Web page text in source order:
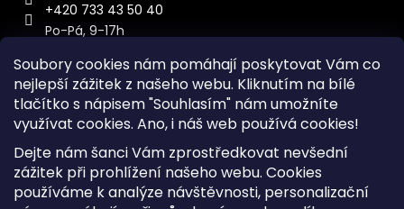
Soubory cookies nám pomáhají poskytovat Vám co
nejlepší zážitek z našeho webu. Kliknutím na bílé
tlačítko s nápisem "Souhlasím" nám umožníte
využívat cookies. Ano, i náš web používá cookies!
Dejte nám šanci Vám zprostředkovat nevšední
zážitek při prohlížení našeho webu. Cookies
používáme k analýze návštěvnosti, personalizační
+420 733 43 50 40
Po-Pá, 9-17h
Kontakt
Sitemap
Doprava a Platba